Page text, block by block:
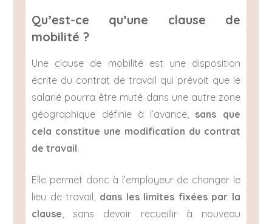
Qu’est-ce qu’une clause de
mobilité ?
Une clause de mobilité est une disposition
écrite du contrat de travail qui prévoit que le
salarié pourra être muté dans une autre zone
géographique définie à l’avance, sans que
cela constitue une modification du contrat
de travail.
Elle permet donc à l’employeur de changer le
lieu de travail, dans les limites fixées par la
clause, sans devoir recueillir à nouveau